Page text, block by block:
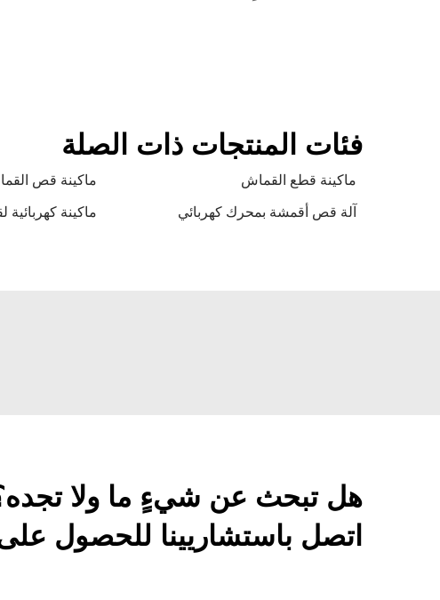
فئات المنتجات ذات الصلة
ماكينة قطع القماش ماكينة قص
آلة قص أقمشة بمحرك كهربائي
ماكينة
هل تبحث عن شيءٍ ما ولا
اتصل باستشاريينا للحصول